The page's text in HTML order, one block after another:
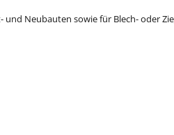
Neubauten sowie für Blech- oder